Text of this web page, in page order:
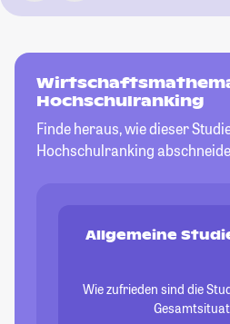
Hochschulranking
Finde heraus, wie dieser
Hochschulranking
Allgemeine
Wie zufrieden sind die